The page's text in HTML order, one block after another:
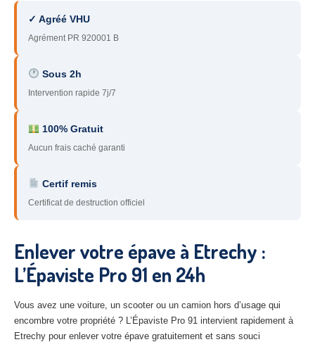
93 – Seine-Saint-Denis
94– Val-de-Marne
95 – Val d’Oise
– Essonne
89 – Yonne
51 – Marne
– Eure-et-Loir
27– Eure
– Aube
02– Aisne
✓ Agréé VHU
Agrément PR 920001 B
Sous 2h
Intervention rapide 7j/7
100% Gratuit
Aucun frais caché garanti
Certif remis
Certificat de destruction officiel
Enlever votre épave à Etrechy :
L’Épaviste Pro 91 en 24h
Vous avez une voiture, un scooter ou un camion hors d’usage qui
encombre votre propriété ? L’Épaviste Pro 91 intervient rapidement à
Etrechy pour enlever votre épave gratuitement et sans souci